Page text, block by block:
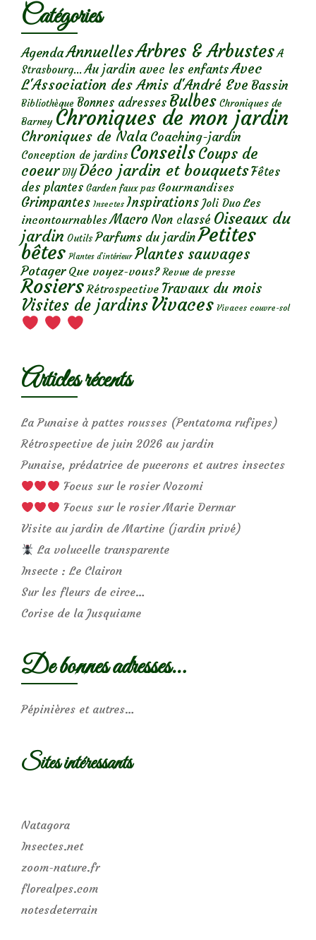
Catégories
AgendaAnnuellesArbres & Arbustes A
Strasbourg... Au jardin avec les enfantsAvec
L'Association des Amis d'André Eve Bassin
Bibliothèque Bonnes adresses Bulbes Chroniques de
Barney Chroniques de mon jardin
Chroniques de Nala Coaching-jardin
Conception de jardins ConseilsCoups de
coeur DIY Déco jardin et bouquetsFêtes
des plantes Garden faux pas Gourmandises
Grimpantes Insectes Inspirations Joli Duo Les
incontournables Macro Non classé Oiseaux du
jardin Outils Parfums du jardinPetites
bêtes Plantes d’intérieur Plantes sauvages
Potager Que voyez-vous? Revue de presse
Rosiers Rétrospective Travaux du mois
Visites de jardins Vivaces Vivaces couvre-sol
Articles récents
La Punaise à pattes rousses (Pentatoma rufipes)
Rétrospective de juin 2026 au jardin
Punaise, prédatrice de pucerons et autres insectes
Focus sur le rosier Nozomi
Focus sur le rosier Marie Dermar
Visite au jardin de Martine (jardin privé)
La volucelle transparente
Insecte : Le Clairon
Sur les fleurs de circe…
Corise de la Jusquiame
De bonnes adresses…
Pépinières et autres…
Sites intéressants
Natagora
Insectes.net
zoom-nature.fr
florealpes.com
notesdeterrain